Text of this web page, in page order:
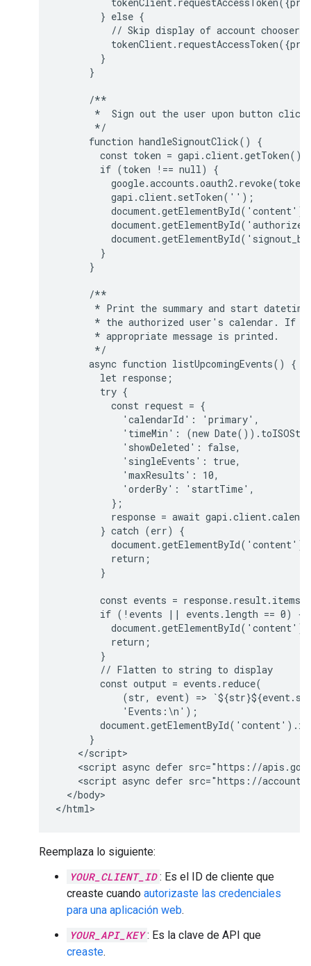
        } else {
// Skip display of account chooser
        }
      }
      /**
       *  Sign out the user upon button click.
       */
      function handleSignoutClick() {
        const token = gapi.client.getToken();
        if (token !== null) {
          gapi.client.setToken('');
        }
      }
      /**
* Print the summary and start
* the authorized user's calendar. If
       * appropriate message is printed.
       */
      async function listUpcomingEvents() {
        let response;
        try {
          const request = {
            'calendarId': 'primary',
'timeMin': (new
            'showDeleted': false,
            'singleEvents': true,
            'maxResults': 10,
            'orderBy': 'startTime',
          };
response = await
        } catch (err) {
          return;
        }
        const events = response.result.items;
        if (!events || events.length == 0) {
          return;
        }
        // Flatten to string to display
        const output = events.reduce(
(str, event) =>
            'Events:\n');
      }
    </script>
<script async defer src="https://
<script async defer src="https://
  </body>
</html>
Reemplaza lo siguiente:
YOUR_CLIENT_ID : Es el ID de cliente que
creaste cuando autorizaste las credenciales
para una aplicación web.
YOUR_API_KEY : Es la clave de API que
creaste.